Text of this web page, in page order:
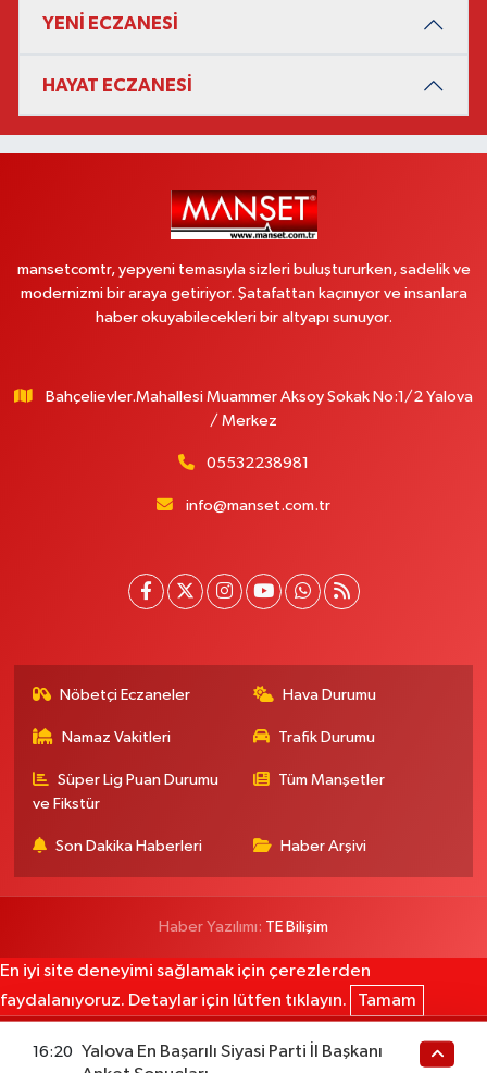
YENİ ECZANESİ
HAYAT ECZANESİ
mansetcomtr, yepyeni temasıyla sizleri buluştururken, sadelik ve
modernizmi bir araya getiriyor. Şatafattan kaçınıyor ve insanlara
haber okuyabilecekleri bir altyapı sunuyor.
Bahçelievler.Mahallesi Muammer Aksoy Sokak No:1/2 Yalova
/ Merkez
05532238981
info@manset.com.tr
Nöbetçi Eczaneler Hava Durumu
Namaz Vakitleri Trafik Durumu
Süper Lig Puan Durumu
ve Fikstür
Tüm Manşetler
Son Dakika Haberleri Haber Arşivi
Haber Yazılımı: TE Bilişim
En iyi site deneyimi sağlamak için çerezlerden
faydalanıyoruz. Detaylar için lütfen tıklayın.
Tamam
16:20
Yalova En Başarılı Siyasi Parti İl Başkanı